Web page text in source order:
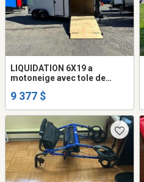
LIQUIDATION 6X19 a
motoneige avec tole de
pas) remorque fermée trailer
peinturé ou galvanisé +977$)
9 377 $